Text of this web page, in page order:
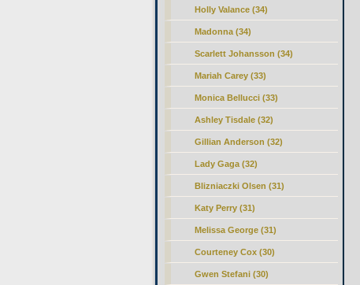
Holly Valance (34)
Madonna (34)
Scarlett Johansson (34)
Mariah Carey (33)
Monica Bellucci (33)
Ashley Tisdale (32)
Gillian Anderson (32)
Lady Gaga (32)
Blizniaczki Olsen (31)
Katy Perry (31)
Melissa George (31)
Courteney Cox (30)
Gwen Stefani (30)